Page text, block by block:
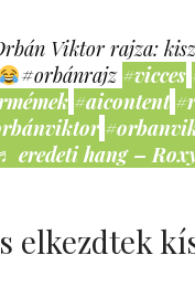
Viktor rajza:
#orbánrajz #vicces
#aicontent
eredeti hang –
elkezdtek